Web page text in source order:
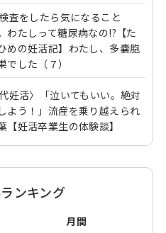
査をしたら気になること
わたしって糖尿病なの!?【た
めの妊活記】わたし、多嚢胞
でした（７）
代妊活〉「泣いてもいい。絶対
よう！」流産を乗り越えられ
【妊活卒業生の体験談】
ンキング
月間